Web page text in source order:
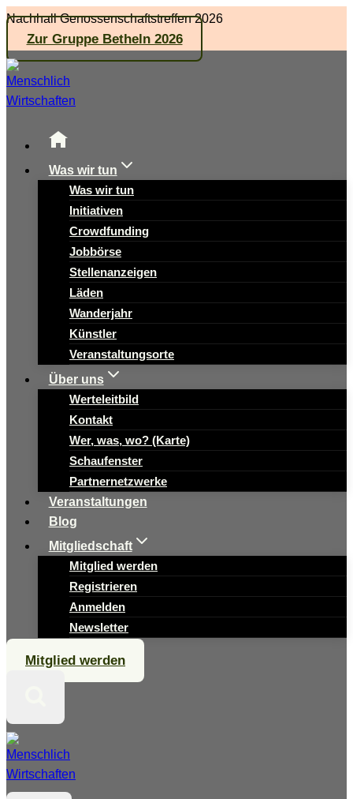
Zum
Inhalt
springen
Nachhall Genossenschaftstreffen 2026
Zur Gruppe Betheln 2026
Was wir tun
Was wir tun
Initiativen
Crowdfunding
Jobbörse
Stellenanzeigen
Läden
Wanderjahr
Künstler
Veranstaltungsorte
Über uns
Werteleitbild
Kontakt
Wer, was, wo? (Karte)
Schaufenster
Partnernetzwerke
Veranstaltungen
Blog
Mitgliedschaft
Mitglied werden
Registrieren
Anmelden
Newsletter
Mitglied werden